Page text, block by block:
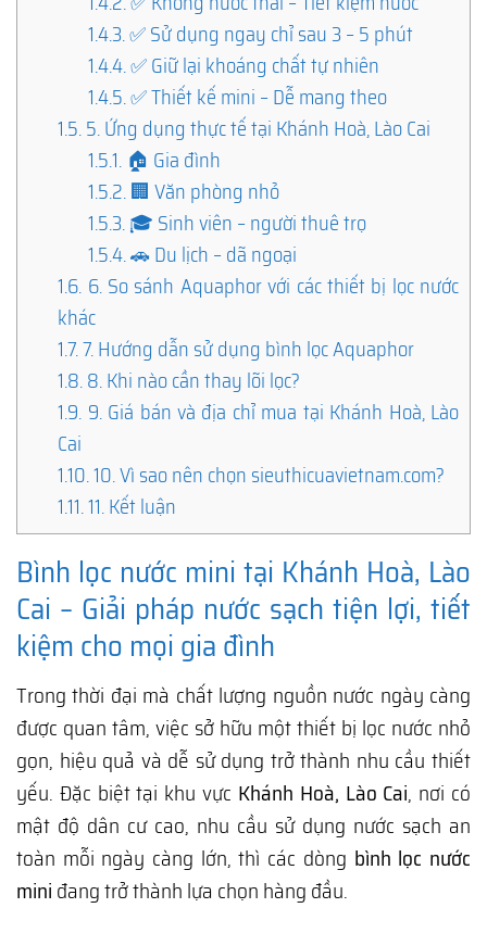
1.4.3.✅ Sử dụng ngay chỉ sau 3 – 5 phút
1.4.4.✅ Giữ lại khoáng chất tự nhiên
1.4.5.✅ Thiết kế mini – Dễ mang theo
1.5.5. Ứng dụng thực tế tại Khánh Hoà, Lào Cai
1.5.1.🏠 Gia đình
1.5.2.🏢 Văn phòng nhỏ
1.5.3.🎓 Sinh viên – người thuê trọ
1.5.4.🚗 Du lịch – dã ngoại
1.6. 6. So sánh Aquaphor với các thiết bị lọc nước
khác
1.7.7. Hướng dẫn sử dụng bình lọc Aquaphor
1.8.8. Khi nào cần thay lõi lọc?
1.9. 9. Giá bán và địa chỉ mua tại Khánh Hoà, Lào
Cai
1.10.10. Vì sao nên chọn sieuthicuavietnam.com?
1.11.11. Kết luận
Bình lọc nước mini tại Khánh Hoà, Lào
Cai – Giải pháp nước sạch tiện lợi, tiết
kiệm cho mọi gia đình
Trong thời đại mà chất lượng nguồn nước ngày càng
được quan tâm, việc sở hữu một thiết bị lọc nước nhỏ
gọn, hiệu quả và dễ sử dụng trở thành nhu cầu thiết
yếu. Đặc biệt tại khu vực Khánh Hoà, Lào Cai, nơi có
mật độ dân cư cao, nhu cầu sử dụng nước sạch an
toàn mỗi ngày càng lớn, thì các dòng bình lọc nước
mini đang trở thành lựa chọn hàng đầu.